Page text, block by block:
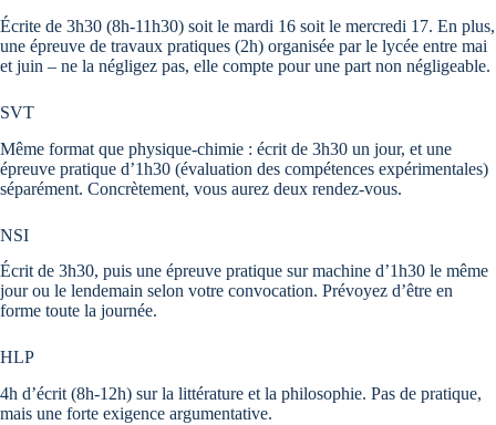
Écrite de 3h30 (8h-11h30) soit le mardi 16 soit le mercredi 17. En plus,
une épreuve de travaux pratiques (2h) organisée par le lycée entre mai
et juin – ne la négligez pas, elle compte pour une part non négligeable.
SVT
Même format que physique-chimie : écrit de 3h30 un jour, et une
épreuve pratique d’1h30 (évaluation des compétences expérimentales)
séparément. Concrètement, vous aurez deux rendez-vous.
NSI
Écrit de 3h30, puis une épreuve pratique sur machine d’1h30 le même
jour ou le lendemain selon votre convocation. Prévoyez d’être en
forme toute la journée.
HLP
4h d’écrit (8h-12h) sur la littérature et la philosophie. Pas de pratique,
mais une forte exigence argumentative.